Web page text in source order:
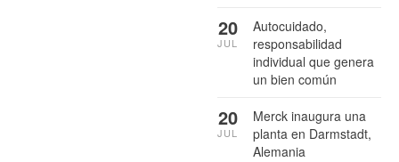
Autocuidado,
responsabilidad
individual que genera
un bien común
20
JUL
Merck inaugura una
planta en Darmstadt,
Alemania
20
JUL